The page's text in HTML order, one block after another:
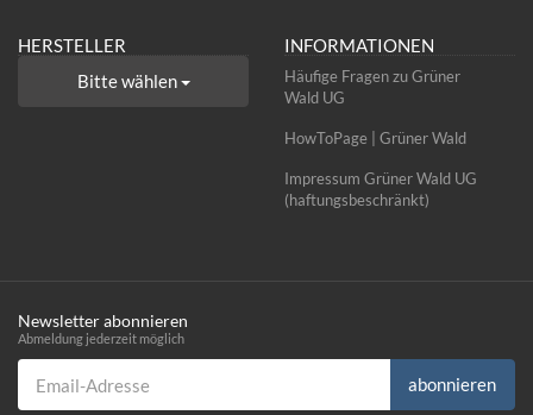
HERSTELLER
Bitte wählen
INFORMATIONEN
Häufige Fragen zu Grüner
Wald UG
HowToPage | Grüner Wald
Impressum Grüner Wald UG
(haftungsbeschränkt)
Newsletter abonnieren
Abmeldung jederzeit möglich
Email-Adresse
abonnieren